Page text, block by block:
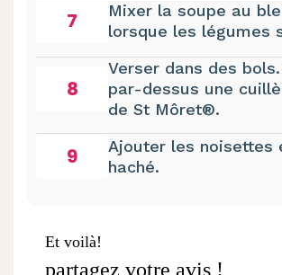
7
Mixer la soupe au
lorsque les légumes
8
Verser dans des
par-dessus une
de St Môret®.
9
Ajouter les noisettes
haché.
Et voilà!
partagez votre avis !